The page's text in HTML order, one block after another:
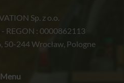
Sp. z o.o.
REGON : 0000862113
50-244 Wrocław, Pologne
Menu